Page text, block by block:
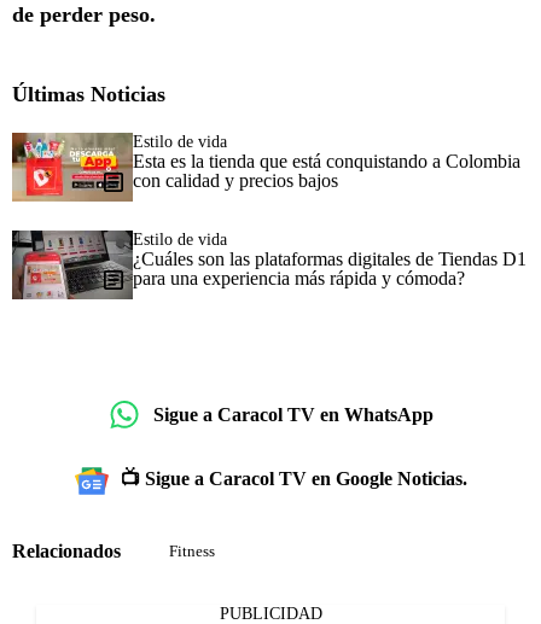
de perder peso.
Últimas Noticias
Estilo de vida
Esta es la tienda que está conquistando a Colombia
con calidad y precios bajos
Estilo de vida
¿Cuáles son las plataformas digitales de Tiendas D1
para una experiencia más rápida y cómoda?
Sigue a Caracol TV en WhatsApp
📺 Sigue a Caracol TV en Google Noticias.
Relacionados Fitness
PUBLICIDAD